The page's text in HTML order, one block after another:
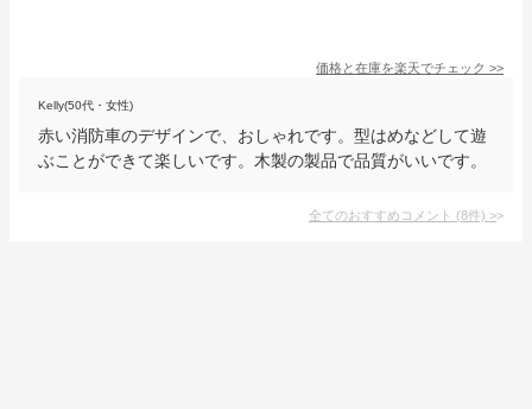
価格と在庫を楽天でチェック >>
Kelly(50代・女性)
赤い消防車のデザインで、おしゃれです。型はめなどして遊
ぶことができて楽しいです。木製の製品で品質がいいです。
全てのおすすめコメント (8件) >